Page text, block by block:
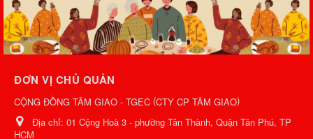
ĐƠN VỊ CHỦ QUẢN
CỘNG ĐỒNG TÂM GIAO - TGEC (CTY CP TÂM GIAO)
Địa chỉ: 01 Cộng Hoà 3 - phường Tân Thành, Quận Tân Phú, TP
HCM